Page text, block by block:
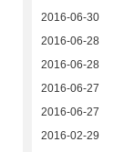
2016-06-30
2016-06-28
2016-06-28
2016-06-27
2016-06-27
2016-02-29